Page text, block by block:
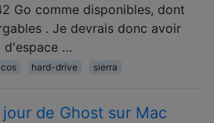
Go comme disponibles, dont
. Je devrais donc avoir
d'espace …
hard-drive sierra
de Ghost sur Mac